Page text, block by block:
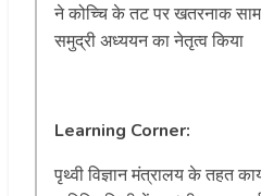
ने कोच्चि के तट पर खतरनाक
समुद्री अध्ययन का नेतृत्व किया
Learning Corner:
पृथ्वी विज्ञान मंत्रालय के तहत